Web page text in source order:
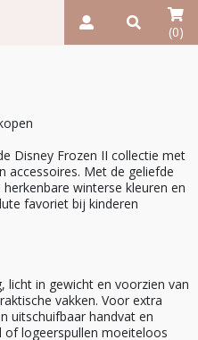
(0)
Disney Frozen II collectie met
accessoires. Met de geliefde
winterse kleuren en
favoriet bij kinderen
licht in gewicht en voorzien van
vakken. Voor extra
uitschuifbaar handvat en
of logeerspullen moeiteloos